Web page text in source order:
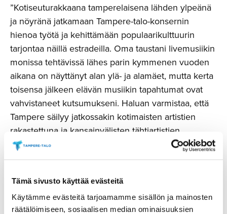
Tämä sivusto käyttää evästeitä
Käytämme evästeitä tarjoamamme sisällön ja mainosten
räätälöimiseen, sosiaalisen median ominaisuuksien
”Kotiseuturakkaana tamperelaisena lähden ylpeänä
ja nöyränä jatkamaan Tampere-talo-konsernin
hienoa työtä ja kehittämään populaarikulttuurin
tarjontaa näillä estradeilla. Oma taustani livemusiikin
monissa tehtävissä lähes parin kymmenen vuoden
aikana on näyttänyt alan ylä- ja alamäet, mutta kerta
toisensa jälkeen elävän musiikin tapahtumat ovat
vahvistaneet kutsumukseni. Haluan varmistaa, että
Tampere säilyy jatkossakin kotimaisten artistien
rakastettuna ja kansainvälisten tähtiartistien
haluttuna kiertuekaupunkina.”, Ari Myllyniemi
sanoo.
”Monipuolinen ympärivuotinen ohjelmisto on yksi
toimintamme kulmakivi, ja haemme jatkuvasti uusia
yleisöjä ja avauksia. Odotamme innolla, että